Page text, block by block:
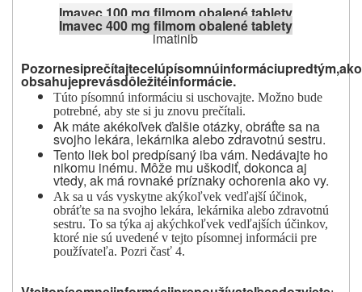
Imavec 100 mg filmom obalené tablety
Imavec 400 mg filmom obalené tablety
imatinib
Pozornesiprečítajtecelúpísomnúinformáciupredtým,ako
obsahujeprevásdôležitéinformácie.
Túto písomnú informáciu si uschovajte. Možno bude
potrebné, aby ste si ju znovu prečítali.
Ak máte akékoľvek ďalšie otázky, obráťte sa na
svojho lekára, lekárnika alebo zdravotnú sestru.
Tento liek bol predpísaný iba vám. Nedávajte ho
nikomu inému. Môže mu uškodiť, dokonca aj
vtedy, ak má rovnaké príznaky ochorenia ako vy.
Ak sa u vás vyskytne akýkoľvek vedľajší účinok,
obráťte sa na svojho lekára, lekárnika alebo zdravotnú
sestru. To sa týka aj akýchkoľvek vedľajších účinkov,
ktoré nie sú uvedené v tejto písomnej informácii pre
používateľa. Pozri časť 4.